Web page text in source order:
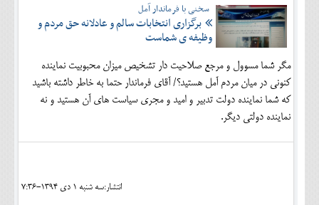
سخنی با فرماندار آمل
برگزاری انتخابات سالم و عادلانه حق مردم و
وظیفه ی شماست
مگر شما مسوول و مرجع صلاحیت دار تشخیص میزان محبوبیت نماینده
کنونی در میان مردم آمل هستید؟/ آقای فرماندار حتما به خاطر داشته باشید
که شما نماینده دولت تدبیر و امید و مجری سیاست های آن هستید و نه
نماینده دولتی دیگر.
انتشار:سه شنبه 1 دی 1394-7:36